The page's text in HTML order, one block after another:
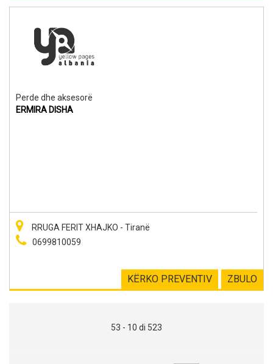
Perde dhe aksesorë
ERMIRA DISHA
RRUGA FERIT XHAJKO - Tiranë
0699810059
ZBULO
KËRKO PREVENTIV
53 - 10 di 523